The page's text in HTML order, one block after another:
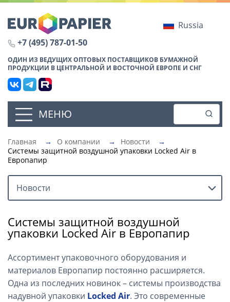
Russia
+7 (495) 787-01-50
ОДИН ИЗ ВЕДУЩИХ ОПТОВЫХ ПОСТАВЩИКОВ БУМАЖНОЙ
ПРОДУКЦИИ В ЦЕНТРАЛЬНОЙ И ВОСТОЧНОЙ ЕВРОПЕ И СНГ
МЕНЮ
Главная → О компании → Новости
→
Системы защитной воздушной упаковки Locked Air в
Европапир
Новости
Системы защитной воздушной
упаковки Locked Air в Европапир
Ассортимент упаковочного оборудования и
материалов Европапир постоянно расширяется.
Одна из последних новинок – системы производства
надувной упаковки Locked Air. Это современные